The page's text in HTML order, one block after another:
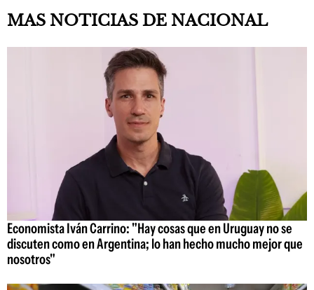
MAS NOTICIAS DE NACIONAL
Economista Iván Carrino: "Hay cosas que en Uruguay no se
discuten como en Argentina; lo han hecho mucho mejor que
nosotros"